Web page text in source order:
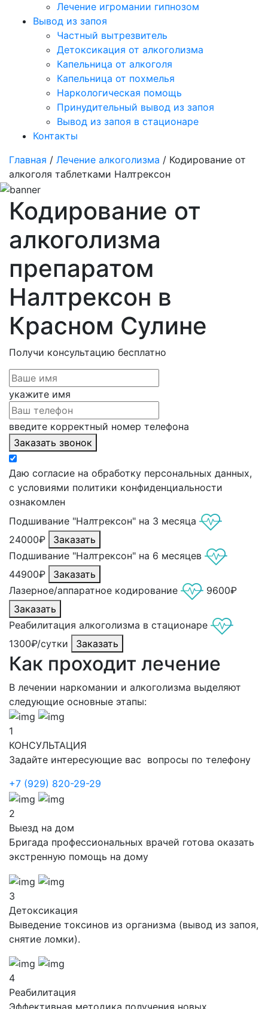
Лечение игромании гипнозом
Вывод из запоя
Частный вытрезвитель
Детоксикация от алкоголизма
Капельница от алкоголя
Капельница от похмелья
Наркологическая помощь
Принудительный вывод из запоя
Вывод из запоя в стационаре
Контакты
Главная / Лечение алкоголизма / Кодирование от
алкоголя таблетками Налтрексон
Кодирование от
алкоголизма
препаратом
Налтрексон в
Красном Сулине
Получи консультацию бесплатно
укажите имя
введите корректный номер телефона
Заказать звонок
Даю согласие на обработку персональных данных,
с условиями политики конфиденциальности
ознакомлен
Подшивание "Налтрексон" на 3 месяца
24000₽
Заказать
Подшивание "Налтрексон" на 6 месяцев
44900₽
Заказать
Лазерное/аппаратное кодирование
9600₽
Заказать
Реабилитация алкоголизма в стационаре
1300₽/сутки
Заказать
Как проходит лечение
В лечении наркомании и алкоголизма выделяют
следующие основные этапы:
1
КОНСУЛЬТАЦИЯ
Задайте интересующие вас вопросы по телефону
+7 (929) 820-29-29
2
Выезд на дом
Бригада профессиональных врачей готова оказать
экстренную помощь на дому
3
Детоксикация
Выведение токсинов из организма (вывод из запоя,
снятие ломки).
4
Реабилитация